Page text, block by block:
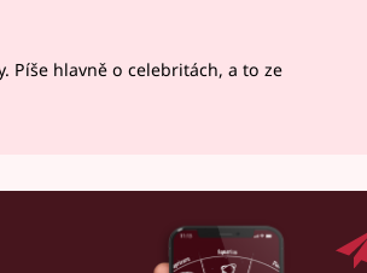
Píše hlavně o celebritách, a to ze